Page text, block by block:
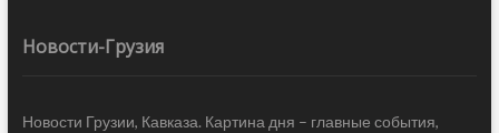
Новости-Грузия
Новости Грузии, Кавказа. Картина дня – главные события,